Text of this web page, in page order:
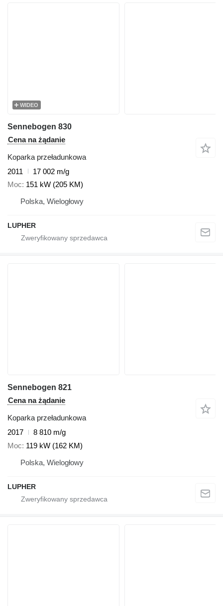
WIDEO
Sennebogen 830
Cena na żądanie
Koparka przeładunkowa
2011
17 002 m/g
Moc 151 kW (205 KM)
Polska, Wielogłowy
LUPHER
Sennebogen 821
Cena na żądanie
Koparka przeładunkowa
2017
8 810 m/g
Moc 119 kW (162 KM)
Polska, Wielogłowy
LUPHER